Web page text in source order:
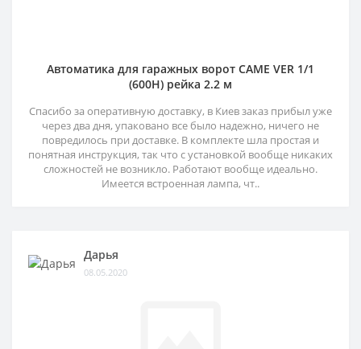
Автоматика для гаражных ворот CAME VER 1/1
(600H) рейка 2.2 м
Спасибо за оперативную доставку, в Киев заказ прибыл уже
через два дня, упаковано все было надежно, ничего не
повредилось при доставке. В комплекте шла простая и
понятная инструкция, так что с установкой вообще никаких
сложностей не возникло. Работают вообще идеально.
Имеется встроенная лампа, чт..
Дарья
08.05.2020